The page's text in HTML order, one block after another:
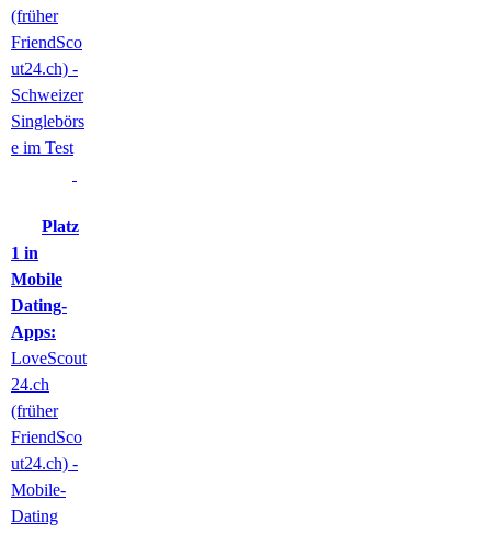
(früher
FriendSco
ut24.ch) -
Schweizer
Singlebörs
e im Test
Platz
1 in
Mobile
Dating-
Apps:
LoveScout
24.ch
(früher
FriendSco
ut24.ch) -
Mobile-
Dating